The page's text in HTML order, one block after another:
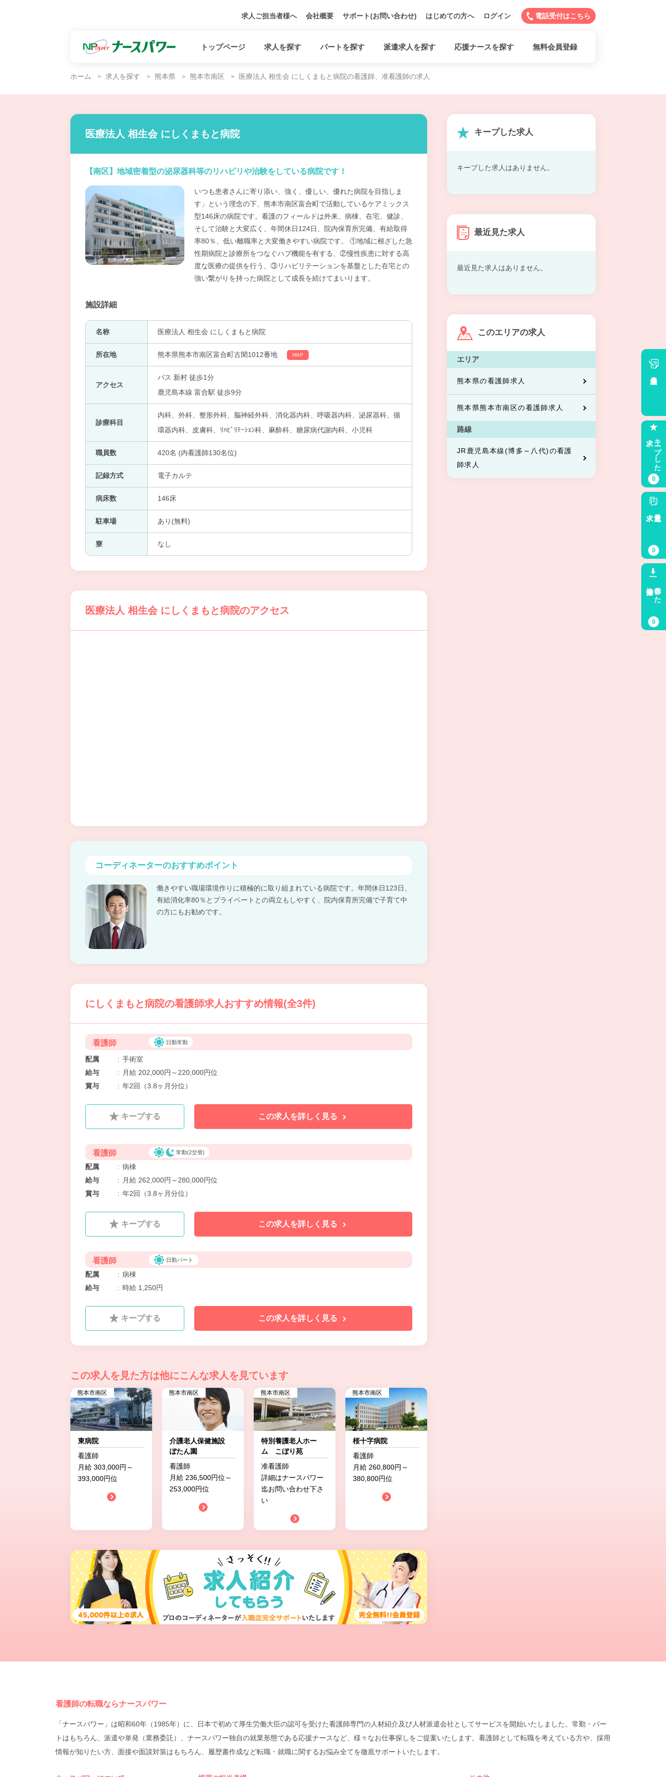
求人ご担当者様へ 会社概要 サポート(お問い合わせ) はじめての方へ ログイン 電話受付はこちら
トップページ 求人を探す パートを探す 派遣求人を探す 応援ナースを探す 無料会員登録
ホーム 求人を探す 熊本県 熊本市南区 医療法人 相生会 にしくまもと病院の看護師、准看護師の求人
医療法人 相生会 にしくまもと病院
【南区】地域密着型の泌尿器科等のリハビリや治験をしている病院です！
いつも患者さんに寄り添い、強く、優しい、優れた病院を目指しま
す」という理念の下、熊本市南区富合町で活動しているケアミックス
型146床の病院です。看護のフィールドは外来、病棟、在宅、健診、
そして治験と大変広く、年間休日124日、院内保育所完備、有給取得
率80％、低い離職率と大変働きやすい病院です。 ①地域に根ざした急
性期病院と診療所をつなぐハブ機能を有する、②慢性疾患に対する高
度な医療の提供を行う、③リハビリテーションを基盤とした在宅との
強い繋がりを持った病院として成長を続けてまいります。
施設詳細
名称 医療法人 相生会 にしくまもと病院
所在地 熊本県熊本市南区富合町古閑1012番地 MAP
アクセス
バス 新村 徒歩1分
鹿児島本線 富合駅 徒歩9分
診療科目
内科、外科、整形外科、脳神経外科、消化器内科、呼吸器内科、泌尿器科、循
環器内科、皮膚科、ﾘﾊﾋﾞﾘﾃｰｼｮﾝ科、麻酔科、糖尿病代謝内科、小児科
職員数 420名 (内看護師130名位)
記録方式 電子カルテ
病床数 146床
駐車場 あり(無料)
寮 なし
医療法人 相生会 にしくまもと病院のアクセス
コーディネーターのおすすめポイント
働きやすい職場環境作りに積極的に取り組まれている病院です。年間休日123日、
有給消化率80％とプライベートとの両立もしやすく、院内保育所完備で子育て中
の方にもお勧めです。
にしくまもと病院の看護師求人おすすめ情報(全3件)
看護師 日勤常勤
配属 : 手術室
給与
:
月給 202,000円～220,000円位
賞与
: 年2回（3.8ヶ月分位）
キープする この求人を詳しく見る
看護師 常勤(2交替)
配属 : 病棟
給与
:
月給 262,000円～280,000円位
賞与
: 年2回（3.8ヶ月分位）
キープする この求人を詳しく見る
看護師 日勤パート
配属 : 病棟
給与
: 時給 1,250円
キープする この求人を詳しく見る
この求人を見た方は他にこんな求人を見ています
熊本市南区
東病院
看護師
月給 303,000円～
393,000円位
熊本市南区
介護老人保健施設
ぼたん園
看護師
月給 236,500円位～
253,000円位
熊本市南区
特別養護老人ホー
ム こぼり苑
准看護師
詳細はナースパワー
迄お問い合わせ下さ
い
熊本市南区
桜十字病院
看護師
月給 260,800円～
380,800円位
キープした求人
キープした求人はありません。
最近見た求人
最近見た求人はありません。
このエリアの求人
エリア
熊本県の看護師求人
熊本県熊本市南区の看護師求人
路線
JR鹿児島本線(博多～八代)の看護
師求人
看護師の転職ならナースパワー
「ナースパワー」は昭和60年（1985年）に、日本で初めて厚生労働大臣の認可を受けた看護師専門の人材紹介及び人材派遣会社としてサービスを開始いたしました。常勤・パー
トはもちろん、派遣や単発（業務委託）、ナースパワー独自の就業形態である応援ナースなど、様々なお仕事探しをご提案いたします。看護師として転職を考えている方や、採用
情報が知りたい方、面接や面談対策はもちろん、履歴書作成など転職・就職に関するお悩み全てを徹底サポートいたします。
キープした
0
最近見た
0
保存した
0